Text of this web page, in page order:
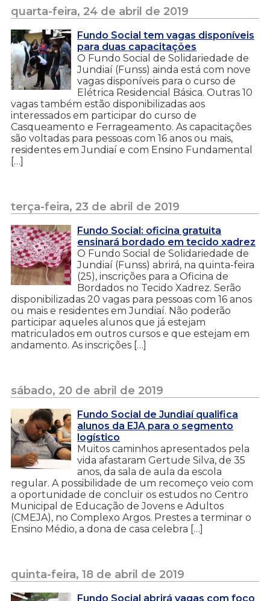
quarta-feira, 24 de abril de 2019
Fundo Social tem vagas disponíveis
para duas capacitações
O Fundo Social de Solidariedade de
Jundiaí (Funss) ainda está com nove
vagas disponíveis para o curso de
Elétrica Residencial Básica. Outras 10
vagas também estão disponibilizadas aos
interessados em participar do curso de
Casqueamento e Ferrageamento. As capacitações
são voltadas para pessoas com 16 anos ou mais,
residentes em Jundiaí e com Ensino Fundamental
[…]
terça-feira, 23 de abril de 2019
Fundo Social: oficina gratuita
ensinará bordado em tecido xadrez
O Fundo Social de Solidariedade de
Jundiaí (Funss) abrirá, na quinta-feira
(25), inscrições para a Oficina de
Bordados no Tecido Xadrez. Serão
disponibilizadas 20 vagas para pessoas com 16 anos
ou mais e residentes em Jundiaí. Não poderão
participar aqueles alunos que já estejam
matriculados em outros cursos e que estejam em
andamento. As inscrições […]
sábado, 20 de abril de 2019
Fundo Social de Jundiaí qualifica
alunos da EJA para o segmento
logístico
Muitos caminhos apresentados pela
vida afastaram Gertude Silva, de 35
anos, da sala de aula da escola
regular. A possibilidade de um recomeço veio com
a oportunidade de concluir os estudos no Centro
Municipal de Educação de Jovens e Adultos
(CMEJA), no Complexo Argos. Prestes a terminar o
Ensino Médio, a dona de casa celebra […]
quinta-feira, 18 de abril de 2019
Fundo Social abrirá vagas com foco